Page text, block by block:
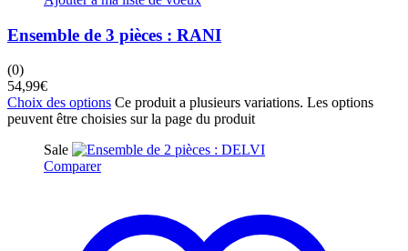
Ensemble de 3 pièces : RANI
(0)
54,99€
Choix des options Ce produit a plusieurs variations. Les options
peuvent être choisies sur la page du produit
Sale
Comparer